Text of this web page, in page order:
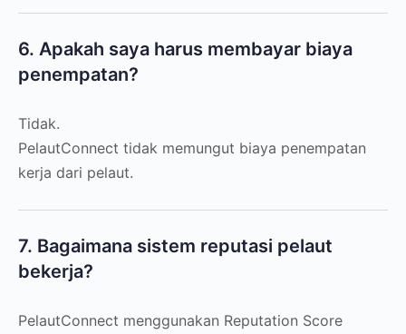
6. Apakah saya harus membayar biaya
penempatan?
Tidak.
PelautConnect tidak memungut biaya penempatan
kerja dari pelaut.
7. Bagaimana sistem reputasi pelaut
bekerja?
PelautConnect menggunakan Reputation Score